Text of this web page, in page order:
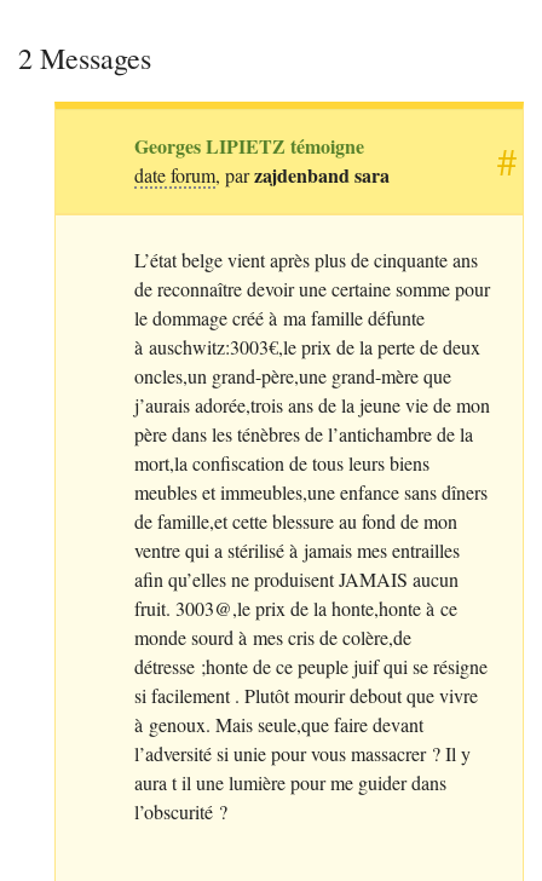
2 Messages
#
GeorgesLIPIETZ témoigne
date forum, parzajdenband sara
L’état belge vient après plus de cinquante ans
de reconnaître devoir une certaine somme pour
le dommage créé à ma famille défunte
à auschwitz:3003€,le prix de la perte de deux
oncles,un grand-père,une grand-mère que
j’aurais adorée,trois ans de la jeune vie de mon
père dans les ténèbres de l’antichambre de la
mort,la confiscation de tous leurs biens
meubles et immeubles,une enfance sans dîners
de famille,et cette blessure au fond de mon
ventre qui a stérilisé à jamais mes entrailles
afin qu’elles ne produisentJAMAIS aucun
fruit. 3003@,le prix de la honte,honte à ce
monde sourd à mes cris de colère,de
détresse ;honte de ce peuple juif qui se résigne
si facilement . Plutôt mourir debout que vivre
à genoux. Mais seule,que faire devant
l’adversité si unie pour vous massacrer ? Il y
aura t il une lumière pour me guider dans
l’obscurité ?